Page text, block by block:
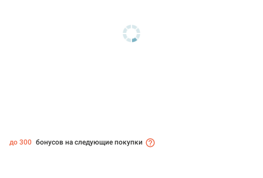
до 300 бонусов на следующие покупки